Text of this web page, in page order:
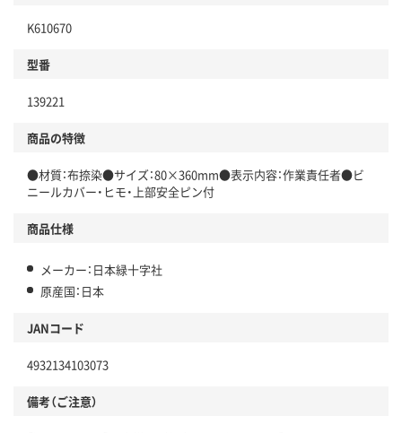
K610670
型番
139221
商品の特徴
●材質：布捺染●サイズ：80×360mm●表示内容：作業責任者●ビ
ニールカバー・ヒモ・上部安全ピン付
商品仕様
メーカー：日本緑十字社
原産国：日本
JANコード
4932134103073
備考（ご注意）